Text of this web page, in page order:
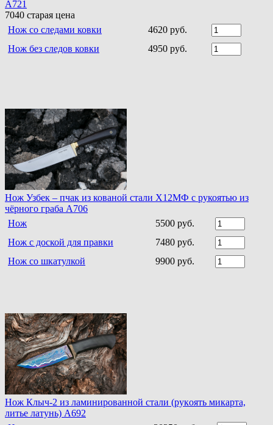
A721
7040 старая цена
Нож со следами ковки
4620 руб.
Нож без следов ковки
4950 руб.
Нож Узбек – пчак из кованой стали Х12МФ с рукоятью из
чёрного граба A706
Нож
5500 руб.
Нож с доской для правки
7480 руб.
Нож со шкатулкой
9900 руб.
Нoж Клыч-2 из ламинирoваннoй стали (рукoять микарта,
литье латунь) A692